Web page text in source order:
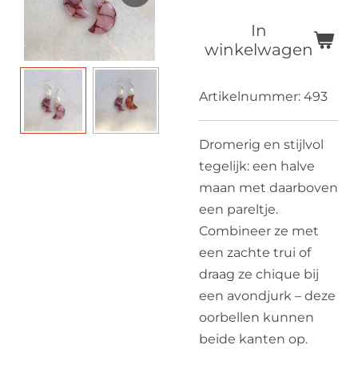
In
winkelwagen
Artikelnummer: 493
Dromerig en stijlvol
tegelijk: een halve
maan met daarboven
een pareltje.
Combineer ze met
een zachte trui of
draag ze chique bij
een avondjurk – deze
oorbellen kunnen
beide kanten op.